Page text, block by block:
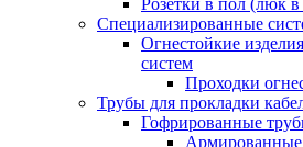
Розетки в пол (люк
Специализированные
Огнестойкие
систем
Проходки
Трубы для прокладки
Гофрированные